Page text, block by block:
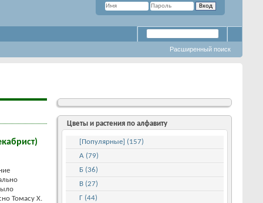
Расширенный поиск
Томасу Х.
Цветы и растения по алфавиту
[Популярные] (157)
А (79)
Б (36)
В (27)
Г (44)